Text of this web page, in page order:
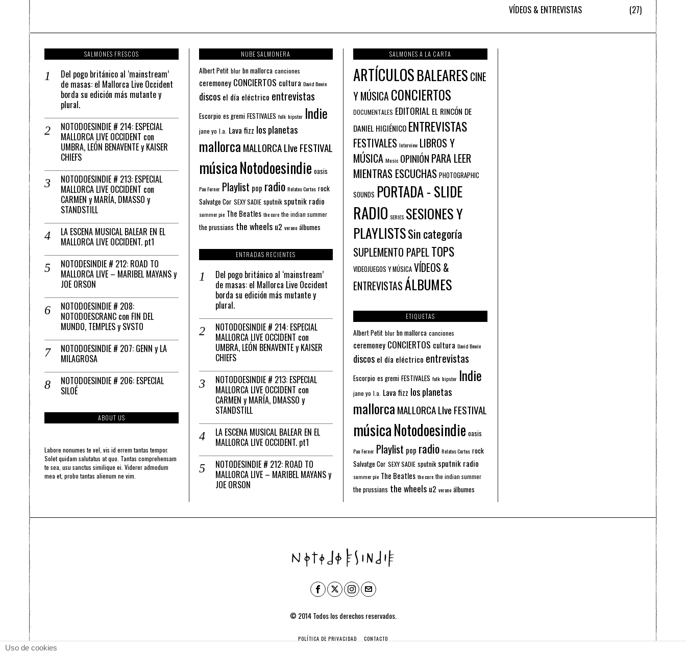
VÍDEOS & ENTREVISTAS
27
SALMONES FRESCOS
Del pogo británico al ‘mainstream’
de masas: el Mallorca Live Occident
borda su edición más mutante y
plural.
NOTODOESINDIE # 214: ESPECIAL
MALLORCA LIVE OCCIDENT con
UMBRA, LEÓN BENAVENTE y KAISER
CHIEFS
NOTODOESINDIE # 213: ESPECIAL
MALLORCA LIVE OCCIDENT con
CARMEN y MARÍA, DMASSO y
STANDSTILL
LA ESCENA MUSICAL BALEAR EN EL
MALLORCA LIVE OCCIDENT. pt1
NOTODESINDIE # 212: ROAD TO
MALLORCA LIVE – MARIBEL MAYANS y
JOE ORSON
NOTODOESINDIE # 208:
NOTODOESCRANC con FIN DEL
MUNDO, TEMPLES y SVSTO
NOTODOESINDIE # 207: GENN y LA
MILAGROSA
NOTODOESINDIE # 206: ESPECIAL
SILOÉ
ABOUT US
Labore nonumes te vel, vis id errem tantas tempor.
Solet quidam salutatus at quo. Tantas comprehensam
te sea, usu sanctus similique ei. Viderer admodum
mea et, probo tantas alienum ne vim.
NUBE SALMONERA
Albert Petit blur bn mallorca canciones
ceremoney CONCIERTOS cultura David Bowie
discos el día eléctrico entrevistas
Escorpio es gremi FESTIVALES folk hipster Indie
jane yo l.a. Lava fizz los planetas
mallorca MALLORCA LIve FESTIVAL
músicaNotodoesindie oasis
Pau Forner Playlist pop radio Relatos Cortos rock
Salvatge Cor SEXY SADIE sputnik sputnik radio
summer pie The Beatles the cure the indian summer
the prussians the wheels u2 verano álbumes
ENTRADAS RECIENTES
Del pogo británico al ‘mainstream’
de masas: el Mallorca Live Occident
borda su edición más mutante y
plural.
NOTODOESINDIE # 214: ESPECIAL
MALLORCA LIVE OCCIDENT con
UMBRA, LEÓN BENAVENTE y KAISER
CHIEFS
NOTODOESINDIE # 213: ESPECIAL
MALLORCA LIVE OCCIDENT con
CARMEN y MARÍA, DMASSO y
STANDSTILL
LA ESCENA MUSICAL BALEAR EN EL
MALLORCA LIVE OCCIDENT. pt1
NOTODESINDIE # 212: ROAD TO
MALLORCA LIVE – MARIBEL MAYANS y
JOE ORSON
SALMONES A LA CARTA
ARTÍCULOSBALEARES CINE
Y MÚSICA CONCIERTOS
DOCUMENTALES EDITORIAL EL RINCÓN DE
DANIEL HIGIÉNICO ENTREVISTAS
FESTIVALES Interview LIBROS Y
MÚSICA Music OPINIÓN PARA LEER
MIENTRAS ESCUCHAS PHOTOGRAPHIC
SOUNDS PORTADA - SLIDE
RADIO SERIES SESIONES Y
PLAYLISTSSin categoría
SUPLEMENTO PAPELTOPS
VIDEOJUEGOS Y MÚSICA VÍDEOS &
ENTREVISTASÁLBUMES
ETIQUETAS
Albert Petit blur bn mallorca canciones
ceremoney CONCIERTOS cultura David Bowie
discos el día eléctrico entrevistas
Escorpio es gremi FESTIVALES folk hipster Indie
jane yo l.a. Lava fizz los planetas
mallorca MALLORCA LIve FESTIVAL
músicaNotodoesindie oasis
Pau Forner Playlist pop radio Relatos Cortos rock
Salvatge Cor SEXY SADIE sputnik sputnik radio
summer pie The Beatles the cure the indian summer
the prussians the wheels u2 verano álbumes
© 2014 Todos los derechos reservados.
POLÍTICA DE PRIVACIDAD CONTACTO
Uso de cookies